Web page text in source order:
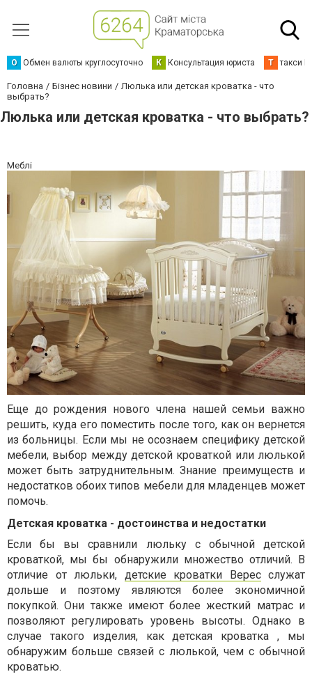
О Обмен валюты круглосуточно К Консультация юриста Т такси
Головна Бізнес новини
Люлька или детская кроватка - что
выбрать?
Люлька или детская кроватка - что выбрать?
Меблі
Еще до рождения нового члена нашей семьи важно
решить, куда его поместить после того, как он вернется
из больницы. Если мы не осознаем специфику детской
мебели, выбор между детской кроваткой или люлькой
может быть затруднительным. Знание преимуществ и
недостатков обоих типов мебели для младенцев может
помочь.
Детская кроватка - достоинства и недостатки
Если бы вы сравнили люльку с обычной детской
кроваткой, мы бы обнаружили множество отличий. В
отличие от люльки, детские кроватки Вересслужат
дольше и поэтому являются более экономичной
покупкой. Они также имеют более жесткий матрас и
позволяют регулировать уровень высоты. Однако в
случае такого изделия, как детская кроватка , мы
обнаружим больше связей с люлькой, чем с обычной
кроватью.